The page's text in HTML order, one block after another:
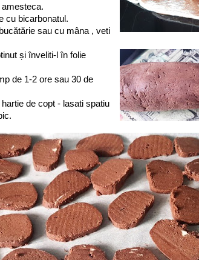
amesteca.
cu bicarbonatul.
sau cu mâna , veti
și înveliti-l în folie
de 1-2 ore sau 30 de
de copt - lasati spatiu